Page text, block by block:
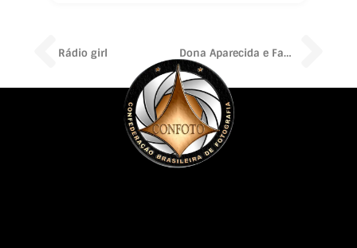
Prev
Rádio girl Dona Aparecida e Família